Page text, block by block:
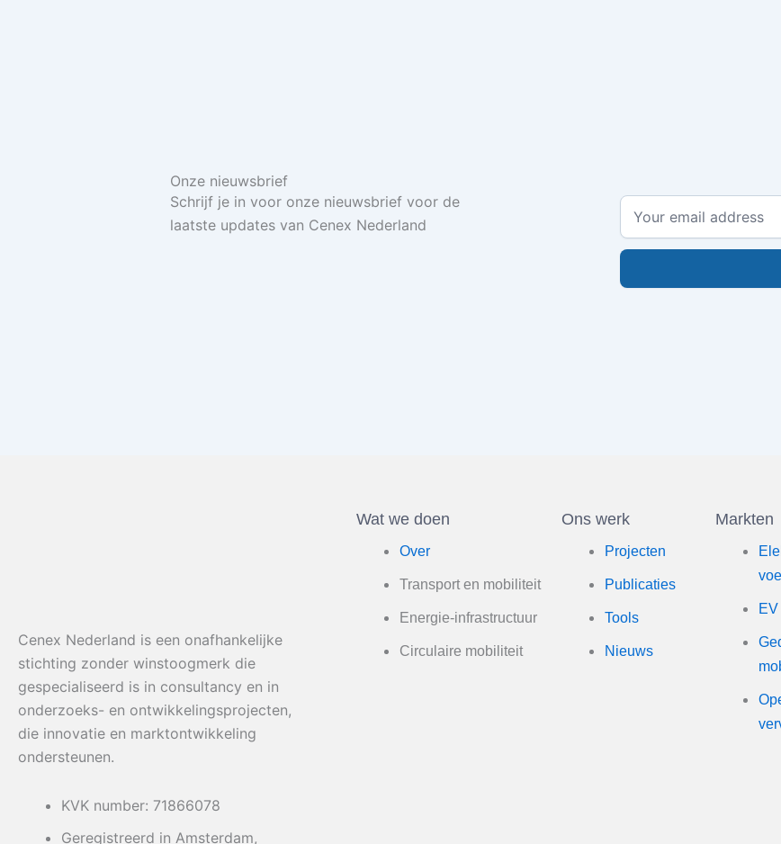
Onze nieuwsbrief
Schrijf je in voor onze nieuwsbrief voor de
laatste updates van Cenex Nederland
Cenex Nederland is een onafhankelijke
stichting zonder winstoogmerk die
gespecialiseerd is in consultancy en in
onderzoeks- en ontwikkelingsprojecten,
die innovatie en marktontwikkeling
ondersteunen.
KVK number: 71866078
Geregistreerd in Amsterdam,
Wat we doen
Over
Transport en mobiliteit
Energie-infrastructuur
Circulaire mobiliteit
Ons werk
Projecten
Publicaties
Tools
Nieuws
Markten